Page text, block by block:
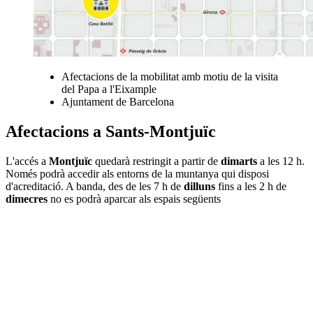
Afectacions de la mobilitat amb motiu de la visita
del Papa a l'Eixample
Ajuntament de Barcelona
Afectacions a Sants-Montjuïc
L'accés a Montjuïc quedarà restringit a partir de dimarts a les 12 h.
Només podrà accedir als entorns de la muntanya qui disposi
d'acreditació. A banda, des de les 7 h de dilluns fins a les 2 h de
dimecres no es podrà aparcar als espais següents